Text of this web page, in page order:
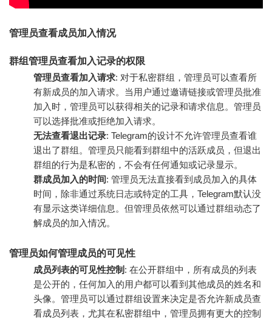
管理员查看成员加入情况
群组管理员查看加入记录的权限
管理员查看加入请求: 对于私密群组，管理员可以查看所
有新成员的加入请求。当用户通过邀请链接或管理员批准
加入时，管理员可以获得相关的记录和请求信息。管理员
可以选择批准或拒绝加入请求。
无法查看退出记录: Telegram的设计不允许管理员查看谁
退出了群组。管理员只能看到群组中的活跃成员，但退出
群组的行为是私密的，不会有任何通知或记录显示。
群成员加入的时间: 管理员无法直接看到成员加入的具体
时间，除非通过系统日志或特定的工具，Telegram默认没
有显示这类详细信息。但管理员依然可以通过群组动态了
解成员的加入情况。
管理员如何管理成员的可见性
成员列表的可见性控制 : 在公开群组中，所有成员的列表
是公开的，任何加入的用户都可以看到其他成员的姓名和
头像。管理员可以通过群组设置来决定是否允许新成员查
看成员列表，尤其在私密群组中，管理员拥有更大的控制